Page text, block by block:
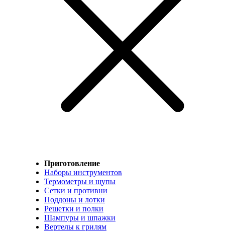
Приготовление
Наборы инструментов
Термометры и щупы
Сетки и противни
Поддоны и лотки
Решетки и полки
Шампуры и шпажки
Вертелы к грилям